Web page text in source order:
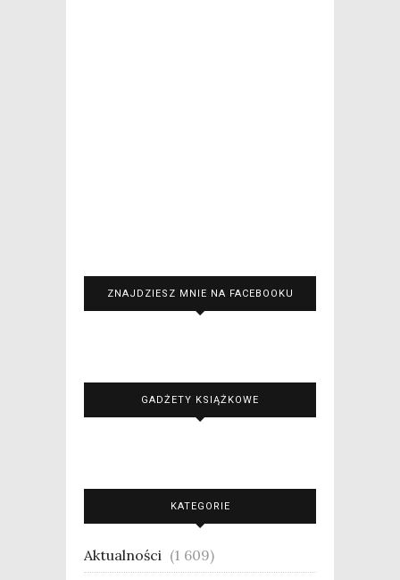
ZNAJDZIESZ MNIE NA FACEBOOKU
GADŻETY KSIĄŻKOWE
KATEGORIE
Aktualności (1 609)